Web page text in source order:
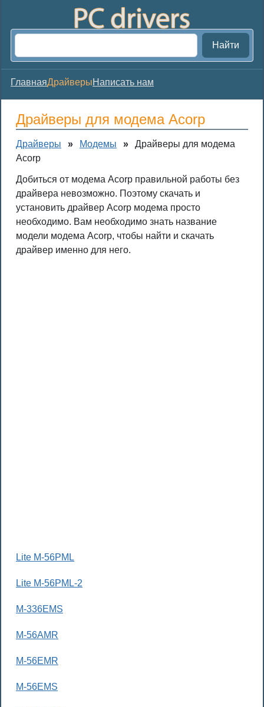
Найти
ГлавнаяДрайверыНаписать нам
Драйверы для модема Acorp
Драйверы » Модемы »
Драйверы для модема
Acorp
Добиться от модема Acorp правильной работы без
драйвера невозможно. Поэтому скачать и
установить драйвер Acorp модема просто
необходимо. Вам необходимо знать название
модели модема Acorp, чтобы найти и скачать
драйвер именно для него.
Lite M-56PML
Lite M-56PML-2
M-336EMS
M-56AMR
M-56EMR
M-56EMS